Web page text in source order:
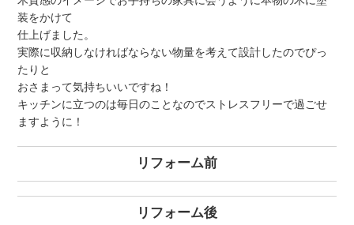
装をかけて
仕上げました。
実際に収納しなければならない物量を考えて設計したのでぴっ
たりと
おさまって気持ちいいですね！
キッチンに立つのは毎日のことなのでストレスフリーで過ごせ
ますように！
リフォーム前
リフォーム後